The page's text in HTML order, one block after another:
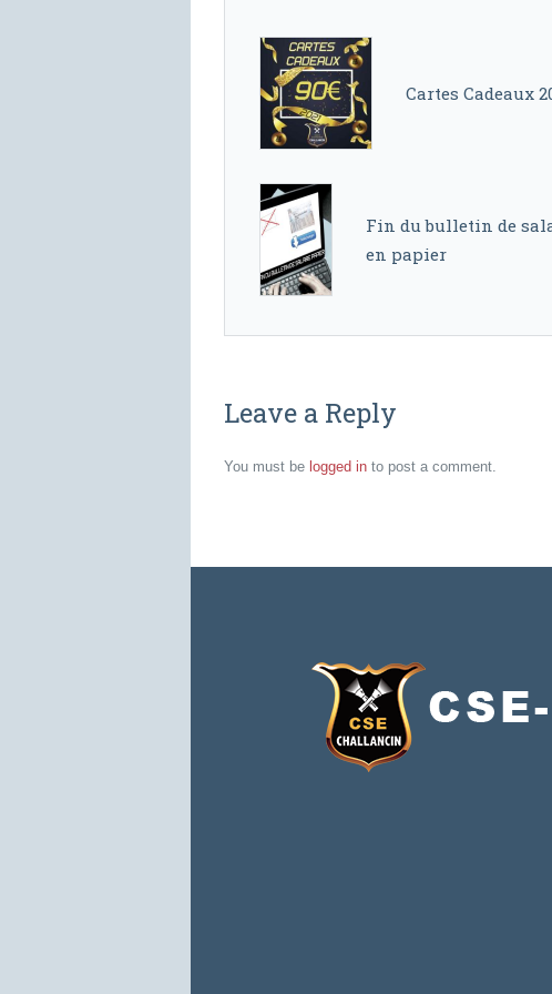
Cartes Cadeaux
Fin du bulletin de
en papier
Leave a Reply
You must be logged in to post a comment.